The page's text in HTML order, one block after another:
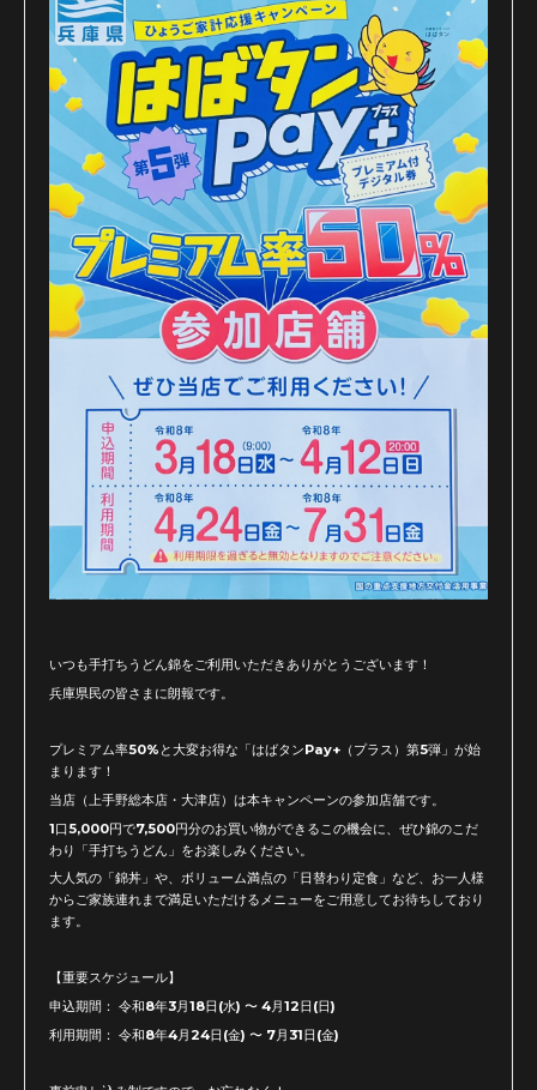
いつも手打ちうどん錦をご利用いただきありがとうございます！
兵庫県民の皆さまに朗報です。
プレミアム率50%と大変お得な「はばタンPay+（プラス）第5弾」が始
まります！
当店（上手野総本店・大津店）は本キャンペーンの参加店舗です。
1口5,000円で7,500円分のお買い物ができるこの機会に、ぜひ錦のこだ
わり「手打ちうどん」をお楽しみください。
大人気の「錦丼」や、ボリューム満点の「日替わり定食」など、お一人様
からご家族連れまで満足いただけるメニューをご用意してお待ちしており
ます。
【重要スケジュール】
申込期間： 令和8年3月18日(水) 〜 4月12日(日)
利用期間： 令和8年4月24日(金) 〜 7月31日(金)